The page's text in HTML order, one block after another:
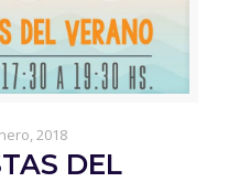
2018
DEL